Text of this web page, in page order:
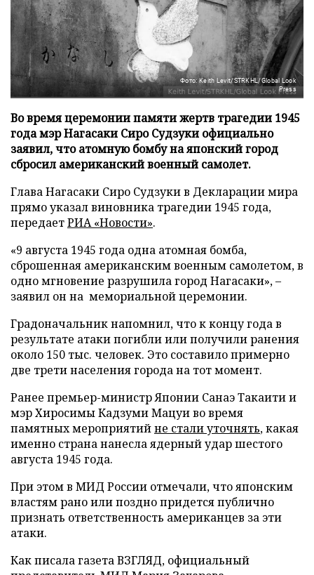
Фото: Keith Levit/STRKHL/Global Look
Press
Во время церемонии памяти жертв трагедии 1945
года мэр Нагасаки Сиро Судзуки официально
заявил, что атомную бомбу на японский город
сбросил американский военный самолет.
Глава Нагасаки Сиро Судзуки в Декларации мира
прямо указал виновника трагедии 1945 года,
передаетРИА «Новости».
«9 августа 1945 года одна атомная бомба,
сброшенная американским военным самолетом, в
одно мгновение разрушила город Нагасаки», –
заявил он на мемориальной церемонии.
Градоначальник напомнил, что к концу года в
результате атаки погибли или получили ранения
около 150 тыс. человек. Это составило примерно
две трети населения города на тот момент.
Ранее премьер-министр Японии Санаэ Такаити и
мэр Хиросимы Кадзуми Мацуи во время
памятных мероприятийне стали уточнять, какая
именно страна нанесла ядерный удар шестого
августа 1945 года.
При этом в МИД России отмечали, что японским
властям рано или поздно придется публично
признать ответственность американцев за эти
атаки.
Как писала газета ВЗГЛЯД, официальный